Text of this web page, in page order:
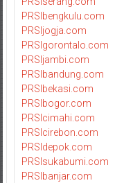
PRSIbengkulu.com
PRSIjogja.com
PRSIgorontalo.com
PRSIjambi.com
PRSIbandung.com
PRSIbekasi.com
PRSIbogor.com
PRSIcimahi.com
PRSIcirebon.com
PRSIdepok.com
PRSIsukabumi.com
PRSIbanjar.com